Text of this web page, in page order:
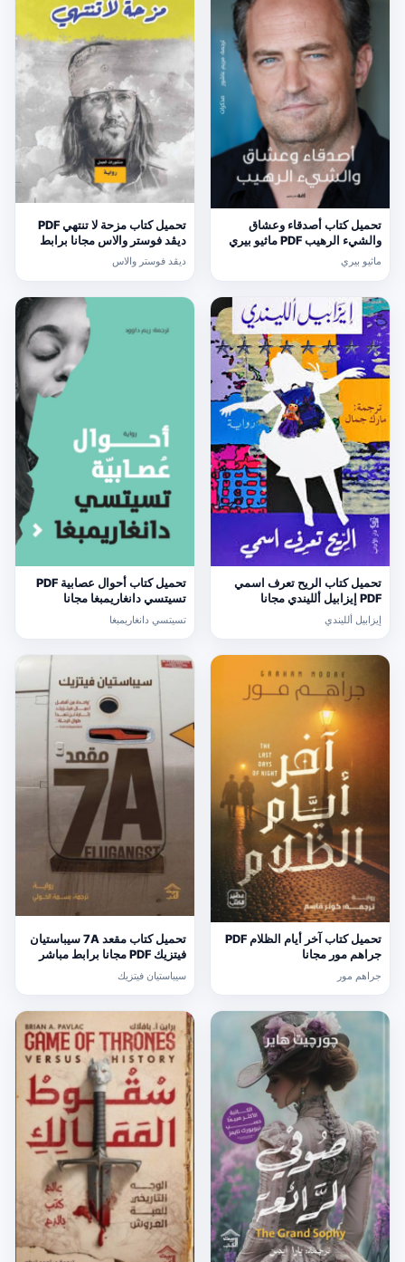
تحميل كتاب أصدقاء وعشاق
والشيء الرهيب PDF ماثيو بيري
مجانا برابط مباشر
ماثيو بيري
تحميل كتاب مزحة لا تنتهي PDF
ديڤد فوستر والاس مجانا برابط
مباشر
ديڤد فوستر والاس
تحميل كتاب الريح تعرف اسمي
PDF إيزابيل ألليندي مجانا
إيزابيل ألليندي
تحميل كتاب أحوال عصابية PDF
تسيتسي دانغاريمبغا مجانا
تسيتسي دانغاريمبغا
تحميل كتاب آخر أيام الظلام PDF
جراهم مور مجانا
جراهم مور
تحميل كتاب مقعد 7A سيباستيان
فيتزيك PDF مجانا برابط مباشر
سيباستيان فيتزيك